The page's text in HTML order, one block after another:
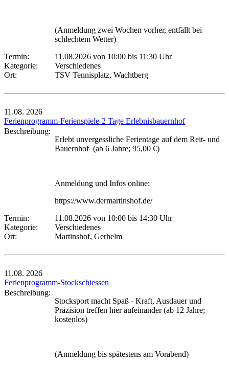
(Anmeldung zwei Wochen vorher, entfällt bei
schlechtem Wetter)
Termin:
11.08.2026 von 10:00 bis 11:30 Uhr
Kategorie:
Verschiedenes
Ort:
TSV Tennisplatz, Wachtberg
11.08. 2026
Ferienprogramm-Ferienspiele-2 Tage Erlebnisbauernhof
Beschreibung:
Erlebt unvergessliche Ferientage auf dem Reit- und
Bauernhof (ab 6 Jahre; 95,00 €)
Anmeldung und Infos online:
https://www.dermartinshof.de/
Termin:
11.08.2026 von 10:00 bis 14:30 Uhr
Kategorie:
Verschiedenes
Ort:
Martinshof, Gerhelm
11.08. 2026
Ferienprogramm-Stockschiessen
Beschreibung:
Stocksport macht Spaß - Kraft, Ausdauer und
Präzision treffen hier aufeinander (ab 12 Jahre;
kostenlos)
(Anmeldung bis spätestens am Vorabend)